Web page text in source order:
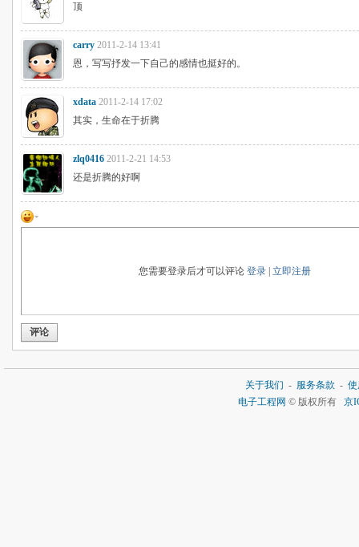
顶
carry 2011-2-14 13:41
恩，写写抒发一下自己的感情也挺好的。
xdata 2011-2-14 17:02
其实，生命在于折腾
zlq0416 2011-2-21 14:53
还是折腾的好啊
您需要登录后才可以评论 登录| 立即注册
评论
关于我们 - 服务条款 -
电子工程网 © 版权所有 京